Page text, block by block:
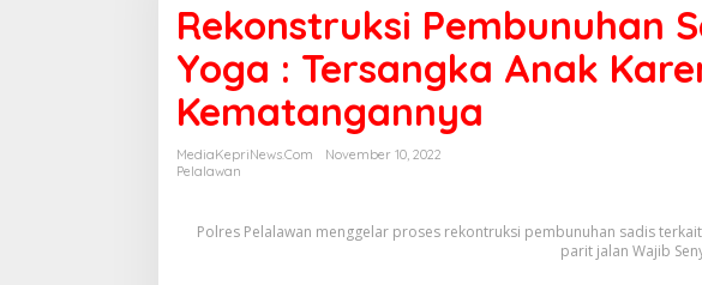
k
o
n
s
t
r
u
P
Rekonstruksi Pembunuhan
Yoga : Tersangka Anak
Kematangannya
MediaKepriNews.com
November 10, 2022
Pelalawan
Polres Pelalawan menggelar proses rekontruksi pembunuhan sadis
parit jalan Wajib